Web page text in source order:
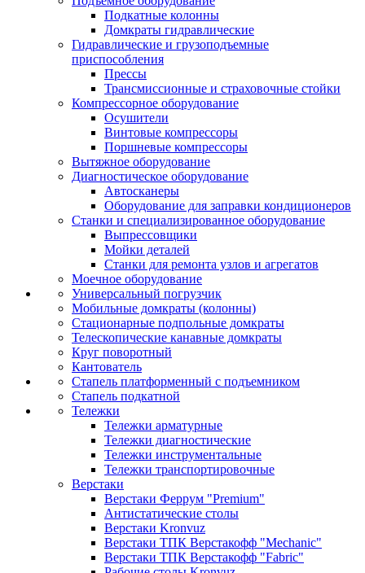
Подкатные колонны
Домкраты гидравлические
Гидравлические и грузоподъемные
приспособления
Прессы
Трансмиссионные и страховочные стойки
Компрессорное оборудование
Осушители
Винтовые компрессоры
Поршневые компрессоры
Вытяжное оборудование
Диагностическое оборудование
Автосканеры
Оборудование для заправки кондиционеров
Станки и специализированное оборудование
Выпрессовщики
Мойки деталей
Станки для ремонта узлов и агрегатов
Моечное оборудование
Универсальный погрузчик
Мобильные домкраты (колонны)
Стационарные подпольные домкраты
Телескопические канавные домкраты
Круг поворотный
Кантователь
Стапель платформенный с подъемником
Стапель подкатной
Тележки
Тележки арматурные
Тележки диагностические
Тележки инструментальные
Тележки транспортировочные
Верстаки
Верстаки Феррум "Premium"
Антистатические столы
Верстаки Kronvuz
Верстаки ТПК Верстакофф "Mechanic"
Верстаки ТПК Верстакофф "Fabric"